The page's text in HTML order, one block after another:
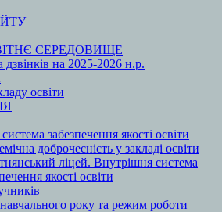
СЕРЕДОВИЩЕ
дзвінків на 2025-2026 н.р.
освіти
забезпечення якості освіти
доброчесність у закладі освіти
ліцей. Внутрішня система
якості освіти
року та режим роботи